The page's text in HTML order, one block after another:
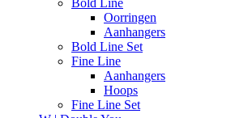
Bold Line
Oorringen
Aanhangers
Bold Line Set
Fine Line
Aanhangers
Hoops
Fine Line Set